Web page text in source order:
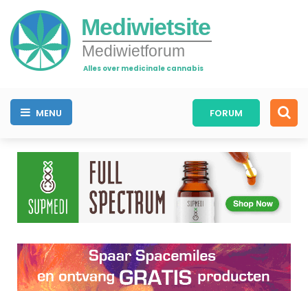
Mediwietsite
Mediwietforum
Alles over medicinale cannabis
MENU FORUM